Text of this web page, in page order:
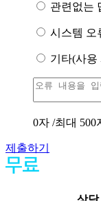
관련없는
시스템 오
기타(사용
0자 /최대 500
제출하기